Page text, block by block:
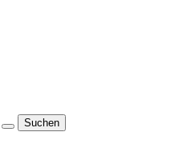
Suchen